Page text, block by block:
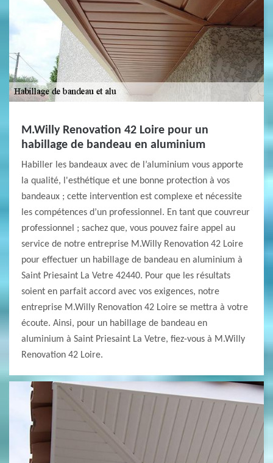
M.Willy Renovation 42 Loire pour un
habillage de bandeau en aluminium
Habiller les bandeaux avec de l’aluminium vous apporte
la qualité, l'esthétique et une bonne protection à vos
bandeaux ; cette intervention est complexe et nécessite
les compétences d’un professionnel. En tant que couvreur
professionnel ; sachez que, vous pouvez faire appel au
service de notre entreprise M.Willy Renovation 42 Loire
pour effectuer un habillage de bandeau en aluminium à
Saint Priesaint La Vetre 42440. Pour que les résultats
soient en parfait accord avec vos exigences, notre
entreprise M.Willy Renovation 42 Loire se mettra à votre
écoute. Ainsi, pour un habillage de bandeau en
aluminium à Saint Priesaint La Vetre, fiez-vous à M.Willy
Renovation 42 Loire.